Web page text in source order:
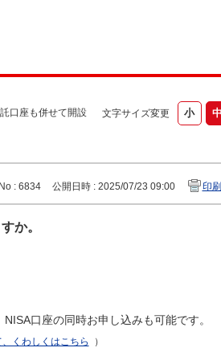
文字サイズ変更
口座も併せて開設
: 6834 公開日時 : 2025/07/23 09:00 印刷
か。
口座の同時お申し込みも可能です。
くわしくはこちら ）